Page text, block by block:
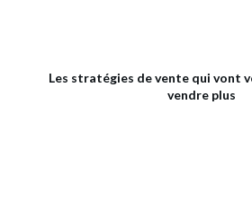
Les stratégies de vente qui vont
vendre plus